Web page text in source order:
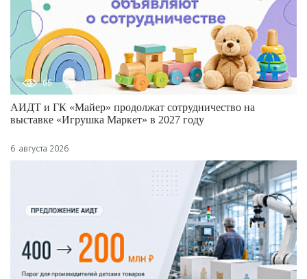
65 0
АИДТ и ГК «Майер» продолжат сотрудничество на
выставке «Игрушка Маркет» в 2027 году
6 августа 2026